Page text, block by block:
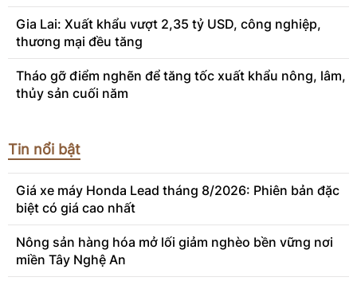
Gia Lai: Xuất khẩu vượt 2,35 tỷ USD, công nghiệp,
thương mại đều tăng
Tháo gỡ điểm nghẽn để tăng tốc xuất khẩu nông, lâm,
thủy sản cuối năm
Tin nổi bật
Giá xe máy Honda Lead tháng 8/2026: Phiên bản đặc
biệt có giá cao nhất
Nông sản hàng hóa mở lối giảm nghèo bền vững nơi
miền Tây Nghệ An